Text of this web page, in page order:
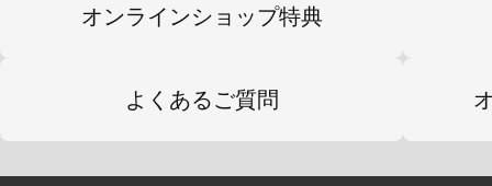
オンラインショップ特典
よくあるご質問